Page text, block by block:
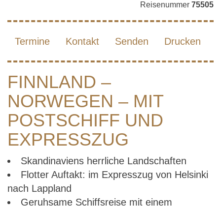
Reisenummer 75505
Termine Kontakt Senden Drucken
FINNLAND –
NORWEGEN – MIT
POSTSCHIFF UND
EXPRESSZUG
Skandinaviens herrliche Landschaften
Flotter Auftakt: im Expresszug von Helsinki
nach Lappland
Geruhsame Schiffsreise mit einem